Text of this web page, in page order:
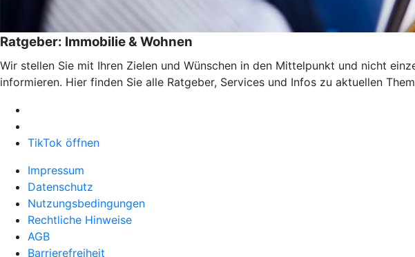
Ratgeber: Immobilie & Wohnen
Wir stellen Sie mit Ihren Zielen und Wünschen in den Mittelpunkt und nicht
informieren. Hier finden Sie alle Ratgeber, Services und Infos zu aktuellen
TikTok öffnen
Impressum
Datenschutz
Nutzungsbedingungen
Rechtliche Hinweise
AGB
Barrierefreiheit